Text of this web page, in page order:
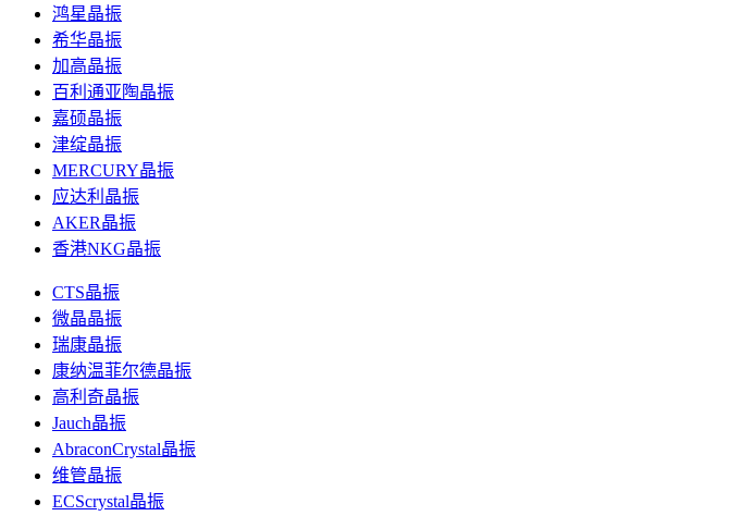
鸿星晶振
希华晶振
加高晶振
百利通亚陶晶振
嘉硕晶振
津绽晶振
MERCURY晶振
应达利晶振
AKER晶振
香港NKG晶振
CTS晶振
微晶晶振
瑞康晶振
康纳温菲尔德晶振
高利奇晶振
Jauch晶振
AbraconCrystal晶振
维管晶振
ECScrystal晶振